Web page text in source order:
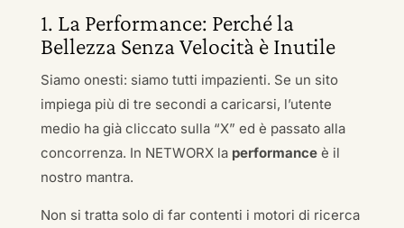
1. La Performance: Perché la
Bellezza Senza Velocità è Inutile
Siamo onesti: siamo tutti impazienti. Se un sito
impiega più di tre secondi a caricarsi, l’utente
medio ha già cliccato sulla “X” ed è passato alla
concorrenza. In NETWORX la performanceè il
nostro mantra.
Non si tratta solo di far contenti i motori di ricerca